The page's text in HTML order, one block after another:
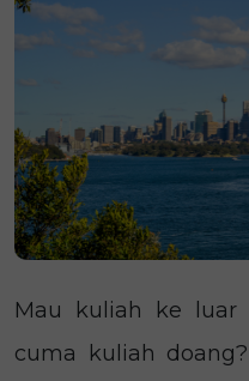
Mau kuliah ke
cuma kuliah